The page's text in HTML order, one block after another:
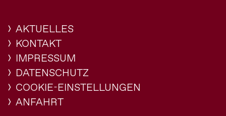
AKTUELLES
KONTAKT
IMPRESSUM
DATENSCHUTZ
COOKIE-EINSTELLUNGEN
ANFAHRT